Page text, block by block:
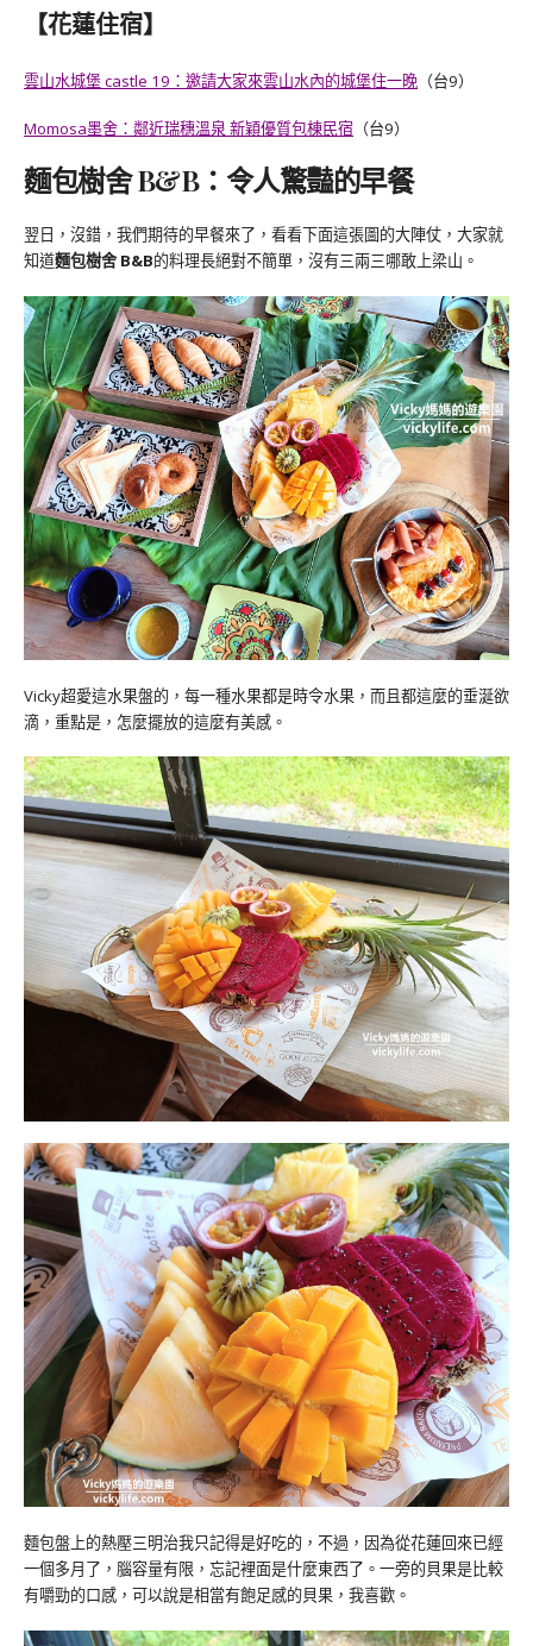
【花蓮住宿】
雲山水城堡 castle 19：邀請大家來雲山水內的城堡住一晚 （台9）
Momosa墨舍：鄰近瑞穗溫泉 新穎優質包棟民宿 （台9）
麵包樹舍 B&B：令人驚豔的早餐
翌日，沒錯，我們期待的早餐來了，看看下面這張圖的大陣仗，大家就
知道麵包樹舍 B&B的料理長絕對不簡單，沒有三兩三哪敢上梁山。
Vicky超愛這水果盤的，每一種水果都是時令水果，而且都這麼的垂涎欲
滴，重點是，怎麼擺放的這麼有美感。
麵包盤上的熱壓三明治我只記得是好吃的，不過，因為從花蓮回來已經
一個多月了，腦容量有限，忘記裡面是什麼東西了。一旁的貝果是比較
有嚼勁的口感，可以說是相當有飽足感的貝果，我喜歡。